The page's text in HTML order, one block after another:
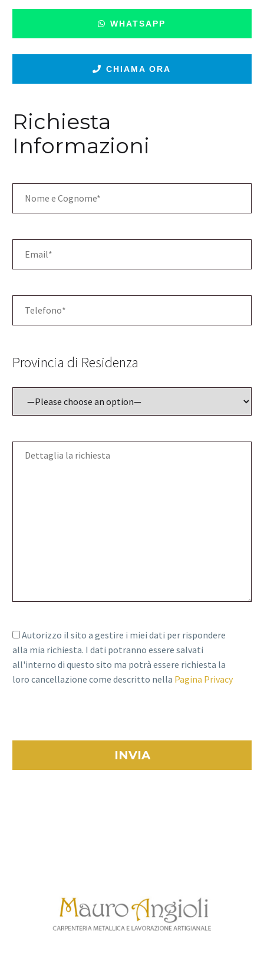
WHATSAPP
CHIAMA ORA
Richiesta
Informazioni
Provincia di Residenza
Autorizzo il sito a gestire i miei dati per rispondere
alla mia richiesta. I dati potranno essere salvati
all'interno di questo sito ma potrà essere richiesta la
loro cancellazione come descritto nella Pagina Privacy